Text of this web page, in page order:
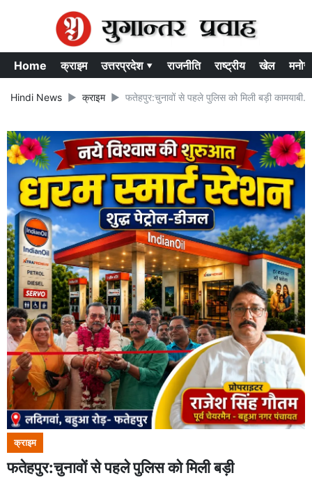
Home क्राइम उत्तरप्रदेश ▾ राजनीति राष्ट्रीय खेल
Hindi News क्राइम फतेहपुर:चुनावों से पहले पुलिस को मिली बड़ी
क्राइम
फतेहपुर:चुनावों से पहले पुलिस को मिली बड़ी